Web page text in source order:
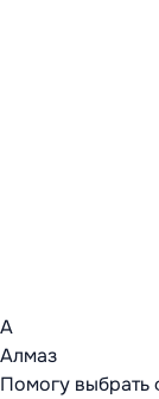
А
Алмаз
Помогу